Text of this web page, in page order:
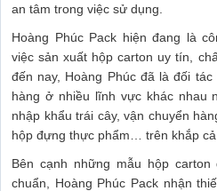
an tâm trong việc sử dụng.
Hoàng Phúc Pack hiện đang là
việc sản xuất hộp carton uy tín,
đến nay, Hoàng Phúc đã là đối
hàng ở nhiều lĩnh vực khác nhau
nhập khẩu trái cây, vận chuyển
hộp đựng thực phẩm… trên khắp cả
Bên cạnh những mẫu hộp
chuẩn, Hoàng Phúc Pack nhận